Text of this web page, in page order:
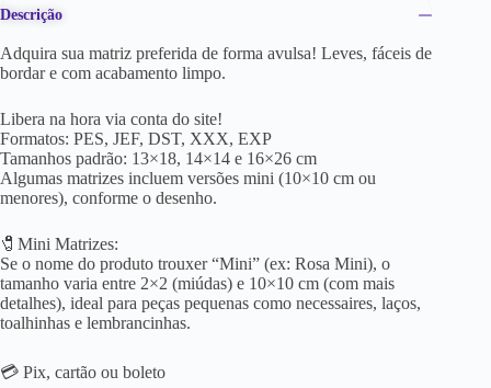
Descrição
Adquira sua matriz preferida de forma avulsa! Leves, fáceis de
bordar e com acabamento limpo.
Libera na hora via conta do site!
Formatos: PES, JEF, DST, XXX, EXP
Tamanhos padrão: 13×18, 14×14 e 16×26 cm
Algumas matrizes incluem versões mini (10×10 cm ou
menores), conforme o desenho.
🧷Mini Matrizes:
Se o nome do produto trouxer “Mini” (ex: Rosa Mini), o
tamanho varia entre 2×2 (miúdas) e 10×10 cm (com mais
detalhes), ideal para peças pequenas como necessaires, laços,
toalhinhas e lembrancinhas.
💳 Pix, cartão ou boleto